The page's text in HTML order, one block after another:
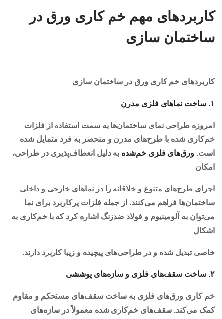
کاربردهای مهم خم کاری ورق در
ساختمان سازی
کاربردهای خم کاری ورق در ساختمان سازی
۱. ساخت نماهای فلزی مدرن
امروزه طراحی نمای ساختمان‌ها به سمت استفاده از فلزات
خم‌کاری شده با طرح‌های مدرن و منحصر به فرد متمایل شده
است. ورق‌های فلزی خم‌شده به دلیل انعطاف‌پذیری در طراحی،
امکان
اجرای طرح‌های متنوع و خلاقانه را در نماهای خارجی و داخلی
ساختمان‌ها فراهم می‌کنند. از جمله فلزات پرکاربرد برای نما
می‌توان به آلومینیوم و فولاد ضدزنگ اشاره کرد که با خم‌کاری به
اشکال
خاصی تبدیل شده و در طراحی‌های پیچیده و زیبا کاربرد دارند.
۲. ساخت سقف‌های فلزی و سازه‌های پوششی
خم کاری ورق‌های فلزی به ساخت سقف‌های مستحکم و مقاوم
کمک می‌کند. سقف‌های خم‌کاری شده معمولاً در سازه‌های